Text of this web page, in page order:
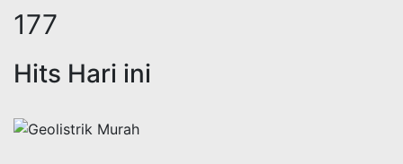
223
Hits Hari ini